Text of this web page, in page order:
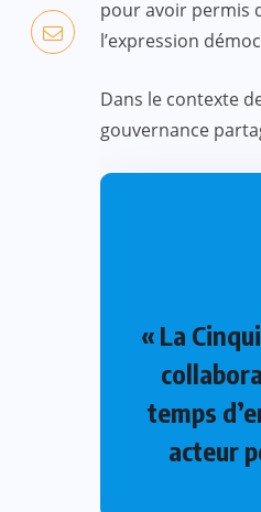
pour avoir permis
l’expression
Dans le contexte
gouvernance
« La
temps
acteur
ACTUALITE
Evala
effective